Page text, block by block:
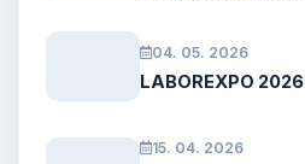
04. 05. 2026
LABOREXPO 2026
15. 04. 2026